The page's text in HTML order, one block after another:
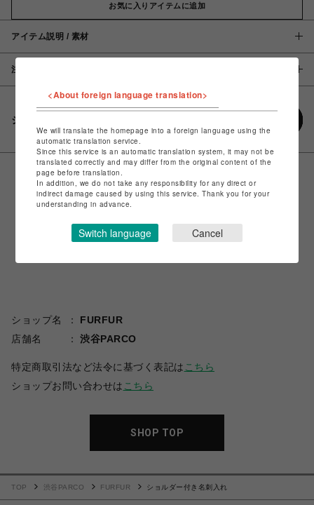
お気に入りアイテムに追加
アイテム説明 / 素材
注意事項
シェアする
ショップ名
FURFUR
店舗名
渋谷PARCO
特定商取引法など法令に基づく表記は こちら
ショップお問い合わせは こちら
SHOP TOP
TOP 渋谷PARCO FURFUR ショルダー付き名刺入れ
<About foreign language translation>
We will translate the homepage into a foreign language using the
automatic translation service.
Since this service is an automatic translation system, it may not be
translated correctly and may differ from the original content of the
page before translation.
In addition, we do not take any responsibility for any direct or
indirect damage caused by using this service. Thank you for your
understanding in advance.
Switch language Cancel